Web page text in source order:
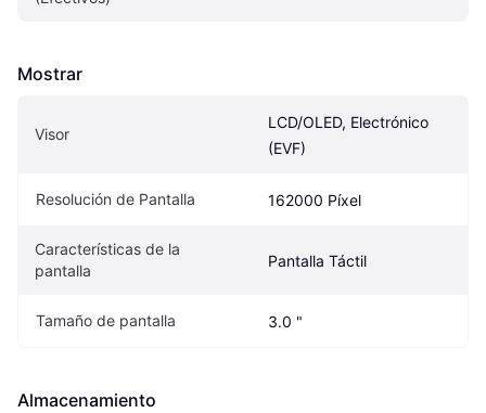
Mostrar
Visor
LCD/OLED, Electrónico
(EVF)
Resolución de Pantalla 162000 Píxel
Características de la
pantalla
Pantalla Táctil
Tamaño de pantalla 3.0 "
Almacenamiento